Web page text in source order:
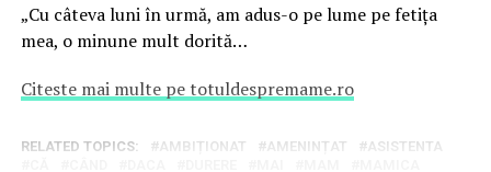
„Cu câteva luni în urmă, am adus-o pe lume pe fetița
mea, o minune mult dorită…
Citeste mai multe pe totuldespremame.ro
RELATED TOPICS: AMBIȚIONAT AMENINȚAT
ASISTENTA